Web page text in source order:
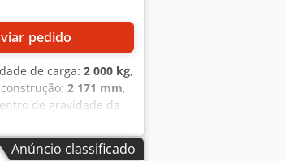
pedido
de carga: 2 000 kg,
2 171 mm,
de gravidade da
tipo:
2018 Grelha de
dianteiro,
Anúncio classificado